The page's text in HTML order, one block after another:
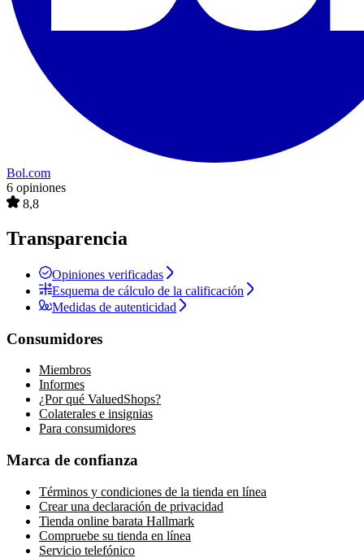
Bol.com
6 opiniones
8,8
Transparencia
Opiniones verificadas
Esquema de cálculo de la calificación
Medidas de autenticidad
Consumidores
Miembros
Informes
¿Por qué ValuedShops?
Colaterales e insignias
Para consumidores
Marca de confianza
Términos y condiciones de la tienda en línea
Crear una declaración de privacidad
Tienda online barata Hallmark
Compruebe su tienda en línea
Servicio telefónico